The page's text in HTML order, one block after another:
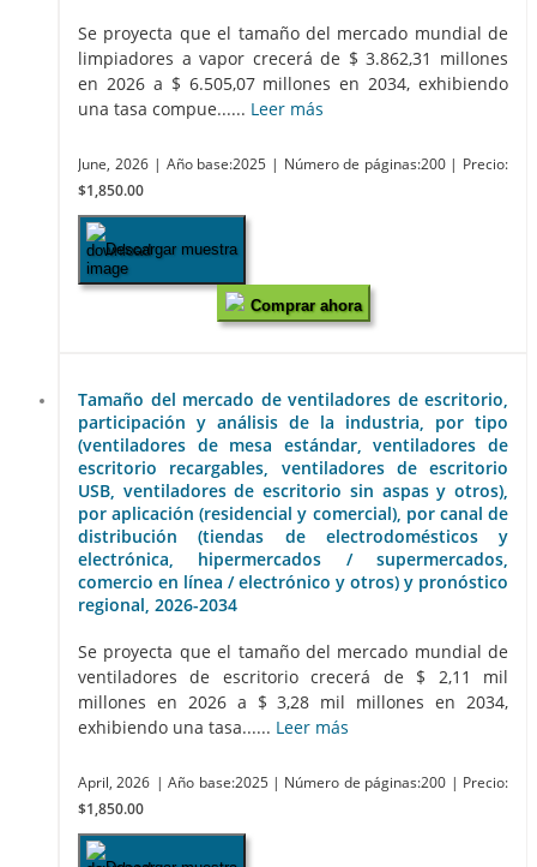
Se proyecta que el tamaño del mercado mundial de
limpiadores a vapor crecerá de $ 3.862,31 millones
en 2026 a $ 6.505,07 millones en 2034, exhibiendo
una tasa compue...... Leer más
June, 2026 | Año base:2025 | Número de páginas:200 | Precio:
$1,850.00
Descargar muestra
Comprar ahora
Tamaño del mercado de ventiladores de escritorio,
participación y análisis de la industria, por tipo
(ventiladores de mesa estándar, ventiladores de
escritorio recargables, ventiladores de escritorio
USB, ventiladores de escritorio sin aspas y otros),
por aplicación (residencial y comercial), por canal de
distribución (tiendas de electrodomésticos y
electrónica, hipermercados / supermercados,
comercio en línea / electrónico y otros) y pronóstico
regional, 2026-2034
Se proyecta que el tamaño del mercado mundial de
ventiladores de escritorio crecerá de $ 2,11 mil
millones en 2026 a $ 3,28 mil millones en 2034,
exhibiendo una tasa...... Leer más
April, 2026 | Año base:2025 | Número de páginas:200 | Precio:
$1,850.00